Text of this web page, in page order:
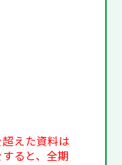
えた資料は
すると、全期